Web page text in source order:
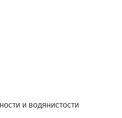
и водянистости